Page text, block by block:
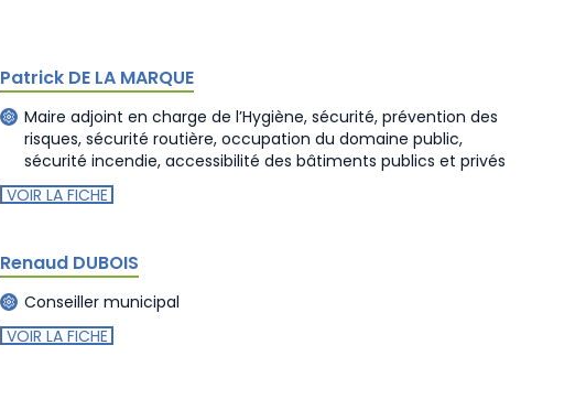
Patrick DE LA MARQUE
Maire adjoint en charge de l’Hygiène, sécurité, prévention des
risques, sécurité routière, occupation du domaine public,
sécurité incendie, accessibilité des bâtiments publics et privés
VOIR LA FICHE
Renaud DUBOIS
Conseiller municipal
VOIR LA FICHE